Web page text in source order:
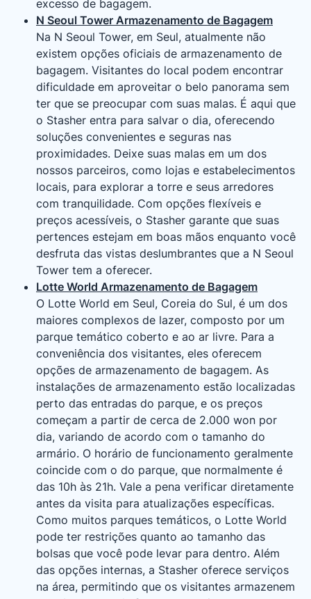
excesso de bagagem.
N Seoul Tower Armazenamento de Bagagem
Na N Seoul Tower, em Seul, atualmente não
existem opções oficiais de armazenamento de
bagagem. Visitantes do local podem encontrar
dificuldade em aproveitar o belo panorama sem
ter que se preocupar com suas malas. É aqui que
o Stasher entra para salvar o dia, oferecendo
soluções convenientes e seguras nas
proximidades. Deixe suas malas em um dos
nossos parceiros, como lojas e estabelecimentos
locais, para explorar a torre e seus arredores
com tranquilidade. Com opções flexíveis e
preços acessíveis, o Stasher garante que suas
pertences estejam em boas mãos enquanto você
desfruta das vistas deslumbrantes que a N Seoul
Tower tem a oferecer.
Lotte World Armazenamento de Bagagem
O Lotte World em Seul, Coreia do Sul, é um dos
maiores complexos de lazer, composto por um
parque temático coberto e ao ar livre. Para a
conveniência dos visitantes, eles oferecem
opções de armazenamento de bagagem. As
instalações de armazenamento estão localizadas
perto das entradas do parque, e os preços
começam a partir de cerca de 2.000 won por
dia, variando de acordo com o tamanho do
armário. O horário de funcionamento geralmente
coincide com o do parque, que normalmente é
das 10h às 21h. Vale a pena verificar diretamente
antes da visita para atualizações específicas.
Como muitos parques temáticos, o Lotte World
pode ter restrições quanto ao tamanho das
bolsas que você pode levar para dentro. Além
das opções internas, a Stasher oferece serviços
na área, permitindo que os visitantes armazenem